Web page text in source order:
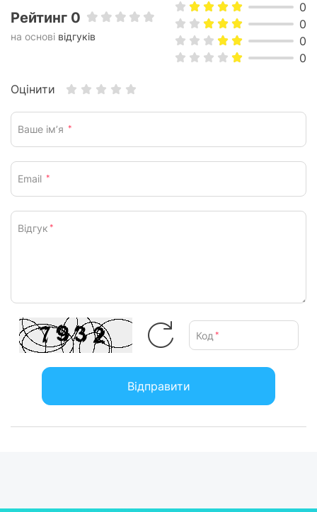
Рейтинг 0
на основі відгуків
0
0
0
0
Оцінити
Ваше ім’я *
Email *
Відгук *
Код *
Відправити